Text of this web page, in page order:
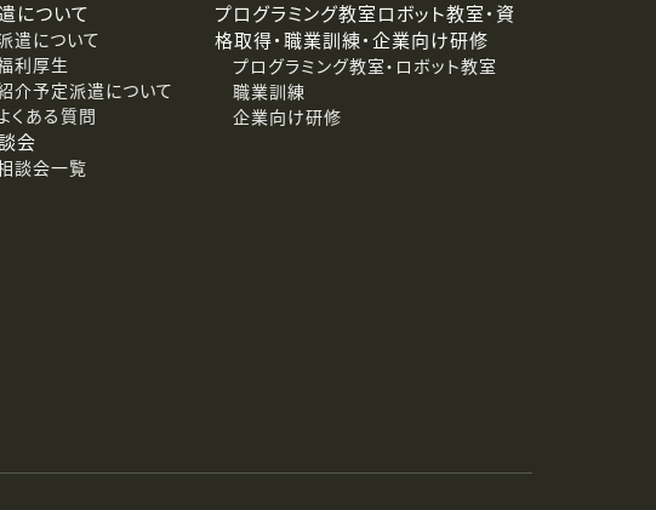
について
遣について
利厚生
介予定派遣について
くある質問
会
談会一覧
プログラミング教室ロボット教室・資
格取得・職業訓練・企業向け研修
プログラミング教室・ロボット教室
職業訓練
企業向け研修